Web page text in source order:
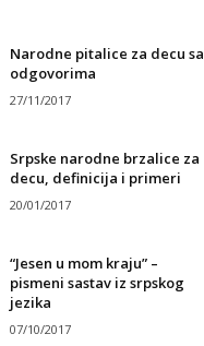
Narodne pitalice za decu sa
odgovorima
27/11/2017
Srpske narodne brzalice za
decu, definicija i primeri
20/01/2017
“Jesen u mom kraju” –
pismeni sastav iz srpskog
jezika
07/10/2017